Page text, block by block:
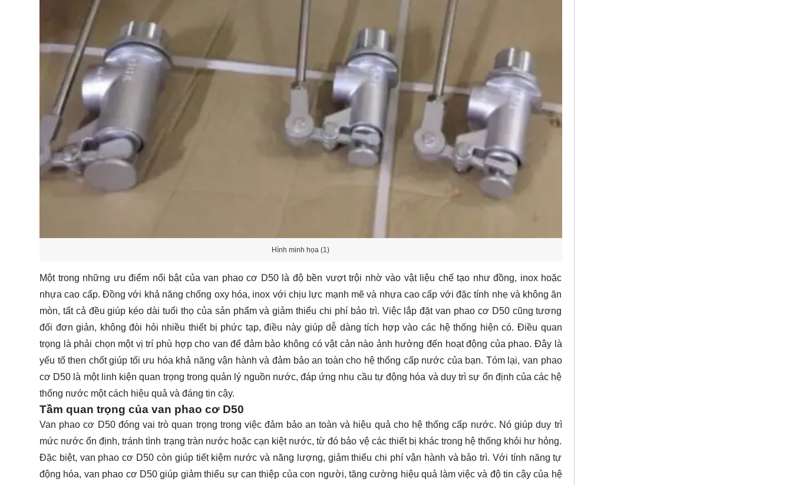
Hình minh họa (1)
Một trong những ưu điểm nổi bật của van phao cơ D50 là độ bền vượt trội nhờ vào vật liệu chế tạo như đồng, inox hoặc
nhựa cao cấp. Đồng với khả năng chống oxy hóa, inox với chịu lực mạnh mẽ và nhựa cao cấp với đặc tính nhẹ và không ăn
mòn, tất cả đều giúp kéo dài tuổi thọ của sản phẩm và giảm thiểu chi phí bảo trì. Việc lắp đặt van phao cơ D50 cũng tương
đối đơn giản, không đòi hỏi nhiều thiết bị phức tạp, điều này giúp dễ dàng tích hợp vào các hệ thống hiện có. Điều quan
trọng là phải chọn một vị trí phù hợp cho van để đảm bảo không có vật cản nào ảnh hưởng đến hoạt động của phao. Đây là
yếu tố then chốt giúp tối ưu hóa khả năng vận hành và đảm bảo an toàn cho hệ thống cấp nước của bạn. Tóm lại, van phao
cơ D50 là một linh kiện quan trọng trong quản lý nguồn nước, đáp ứng nhu cầu tự động hóa và duy trì sự ổn định của các hệ
thống nước một cách hiệu quả và đáng tin cậy.
Tầm quan trọng của van phao cơ D50
Van phao cơ D50 đóng vai trò quan trọng trong việc đảm bảo an toàn và hiệu quả cho hệ thống cấp nước. Nó giúp duy trì
mức nước ổn định, tránh tình trạng tràn nước hoặc cạn kiệt nước, từ đó bảo vệ các thiết bị khác trong hệ thống khỏi hư hỏng.
Đặc biệt, van phao cơ D50 còn giúp tiết kiệm nước và năng lượng, giảm thiểu chi phí vận hành và bảo trì. Với tính năng tự
động hóa, van phao cơ D50 giúp giảm thiểu sự can thiệp của con người, tăng cường hiệu quả làm việc và độ tin cậy của hệ